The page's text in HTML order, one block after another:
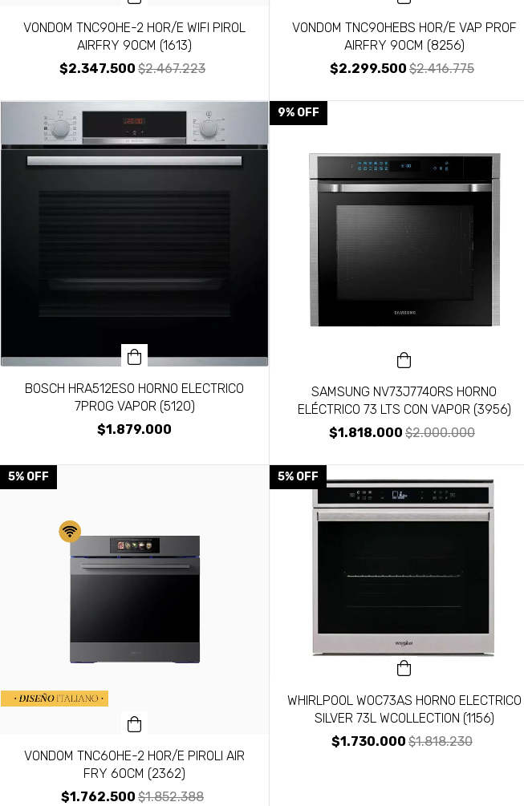
VONDOM TNC90HE-2 HOR/E WIFI PIROL
AIRFRY 90CM (1613)
$2.347.500 $2.467.223
VONDOM TNC90HEBS HOR/E VAP PROF
AIRFRY 90CM (8256)
$2.299.500 $2.416.775
BOSCH HRA512ES0 HORNO ELECTRICO
7PROG VAPOR (5120)
$1.879.000
9% OFF
SAMSUNG NV73J7740RS HORNO
ELÉCTRICO 73 LTS CON VAPOR (3956)
$1.818.000 $2.000.000
5% OFF
VONDOM TNC60HE-2 HOR/E PIROLI AIR
FRY 60CM (2362)
$1.762.500 $1.852.388
5% OFF
WHIRLPOOL WOC73AS HORNO ELECTRICO
SILVER 73L WCOLLECTION (1156)
$1.730.000 $1.818.230